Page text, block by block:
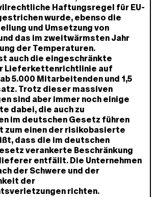
Haftungsregel für EU-
wurde, ebenso die
und Umsetzung von
das im zweitwärmsten Jahr
der Temperaturen.
auch die eingeschränkte
Lieferkettenrichtlinie auf
5.000 Mitarbeitenden und 1,5
Trotz dieser massiven
sind aber immer noch einige
dabei, die auch zu
im deutschen Gesetz führen
zum einen der risikobasierte
dass die im deutschen
verankerte Beschränkung
entfällt. Die Unternehmen
der Schwere und der
der
richten.